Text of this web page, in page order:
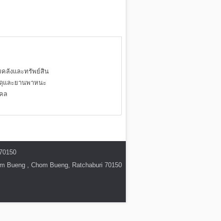
ลังและทรัพย์สิน
และยานพาหนะ
ล
Bueng , Chom Bueng, Ratchaburi 70150